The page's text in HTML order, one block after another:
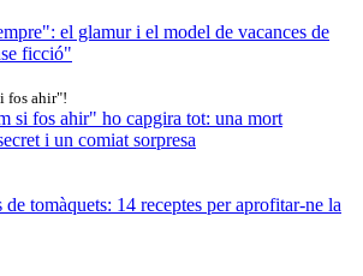
el glamur i el model de vacances de
ficció"
fos ahir"!
si fos ahir" ho capgira tot: una mort
i un comiat sorpresa
de tomàquets: 14 receptes per aprofitar-ne la